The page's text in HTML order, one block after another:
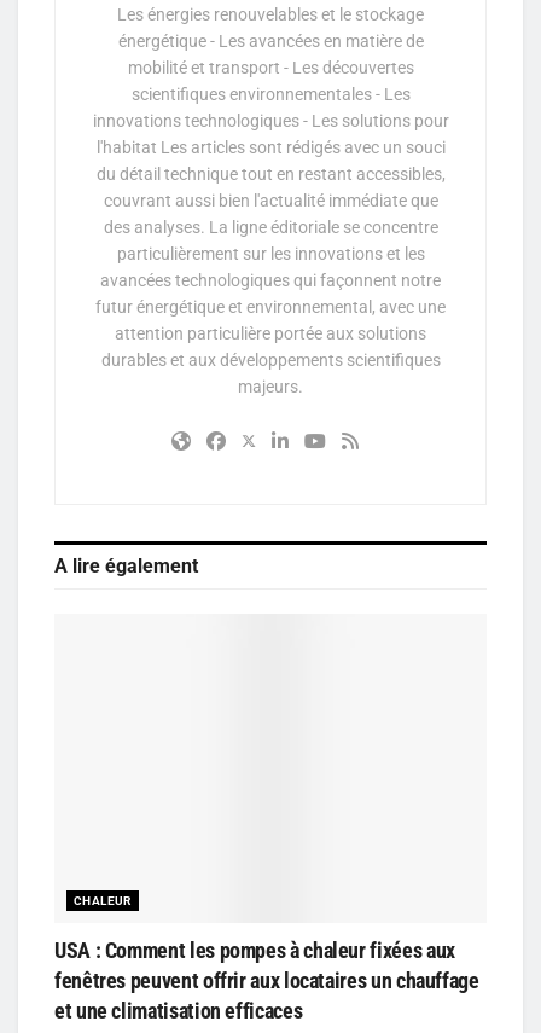
Les énergies renouvelables et le stockage
énergétique - Les avancées en matière de
mobilité et transport - Les découvertes
scientifiques environnementales - Les
innovations technologiques - Les solutions pour
l'habitat Les articles sont rédigés avec un souci
du détail technique tout en restant accessibles,
couvrant aussi bien l'actualité immédiate que
des analyses. La ligne éditoriale se concentre
particulièrement sur les innovations et les
avancées technologiques qui façonnent notre
futur énergétique et environnemental, avec une
attention particulière portée aux solutions
durables et aux développements scientifiques
majeurs.
A lire également
CHALEUR
USA : Comment les pompes à chaleur fixées aux
fenêtres peuvent offrir aux locataires un chauffage
et une climatisation efficaces